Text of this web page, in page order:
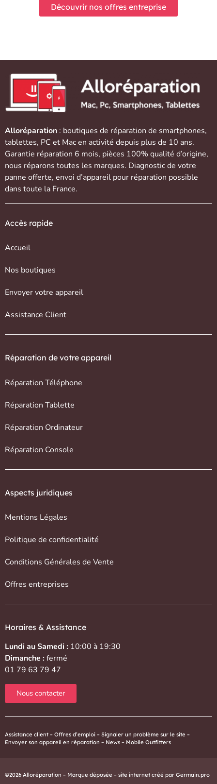
Découvrir nos offres entreprise
Alloréparation : boutiques de réparation de smartphones,
tablettes, PC et Macen activité depuis plus de 10 ans.
Garantie réparation 6 mois, pièces 100% qualité d’origine,
nous réparons toutes les marques. Diagnostic de votre
panne offerte, envoi d’appareil pour réparation possible
dans toute la France.
Accès rapide
Accueil
Nos boutiques
Envoyer votre appareil
Assistance Client
Réparation de votre appareil
Réparation Téléphone
Réparation Tablette
Réparation Ordinateur
Réparation Console
Aspects juridiques
Mentions Légales
Politique de confidentialité
Conditions Générales de Vente
Offres entreprises
Horaires & Assistance
Lundi au Samedi : 10:00 à 19:30
Dimanche :fermé
01 79 63 79 47
Nous contacter
Assistance client – Offres d’emploi – Signaler un problème sur le site –
Envoyer son appareil en réparation – News – Mobile Outfitters
©2026 Alloréparation – Marque déposée – site internet créé par Germain.pro